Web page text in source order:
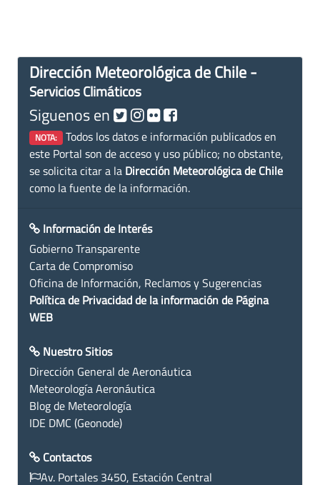
Dirección Meteorológica de Chile -
Servicios Climáticos
Siguenos en
NOTA: Todos los datos e información publicados en
este Portal son de acceso y uso público; no obstante,
se solicita citar a la Dirección Meteorológica de Chile
como la fuente de la información.
Información de Interés
Gobierno Transparente
Carta de Compromiso
Oficina de Información, Reclamos y Sugerencias
Política de Privacidad de la información de Página
WEB
Nuestro Sitios
Dirección General de Aeronáutica
Meteorología Aeronáutica
Blog de Meteorología
IDE DMC (Geonode)
Contactos
Av. Portales 3450, Estación Central